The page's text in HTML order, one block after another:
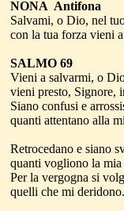
NONA Antifona
Salvami, o Dio, nel
con la tua forza vieni
SALMO 69
Vieni a salvarmi, o
vieni presto, Signore,
Siano confusi e
quanti attentano alla
Retrocedano e siano
quanti vogliono la mia
Per la vergogna si
quelli che mi deridono.